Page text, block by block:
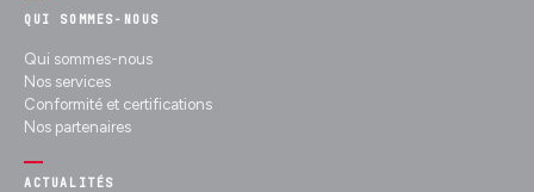
QUI SOMMES-NOUS
Qui sommes-nous
Nos services
Conformité et certifications
Nos partenaires
ACTUALITÉS